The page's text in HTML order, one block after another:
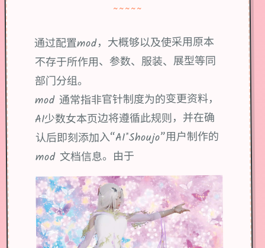
~~~~~
通过配置mod，大概够以及使采用原本
不存于所作用、参数、服装、展型等同
部门分组。
mod 通常指非官针制度为的变更资料，
AI少数女本页边将遵循此规则，并在确
认后即刻添加入“AI*Shoujo”用户制作的
mod 文档信息。由于